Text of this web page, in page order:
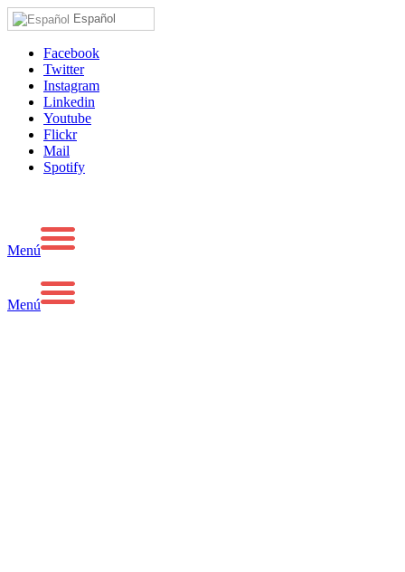
Español
Facebook
Twitter
Instagram
Linkedin
Youtube
Flickr
Mail
Spotify
Menú
Menú